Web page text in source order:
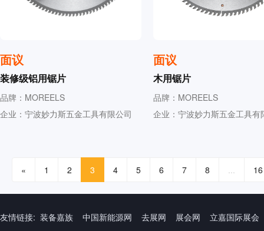
面议
装修级铝用锯片
品牌：MOREELS
企业：宁波妙力斯五金工具有限公司
面议
木用锯片
品牌：MOREELS
企业：宁波妙力斯五金工具有
« 1 2 3 4 5 6 7 8 ... 16
友情链接: 装备嘉族 中国新能源网 去展网 展会网 立嘉国际展会